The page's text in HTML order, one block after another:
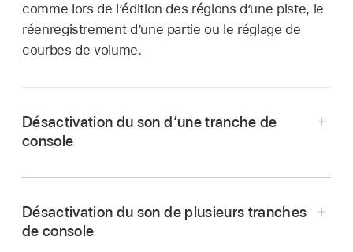
comme lors de l’édition des régions d’une piste, le
réenregistrement d’une partie ou le réglage de
courbes de volume.
Désactivation du son d’une tranche de
console
tranche de console, puis appuyez sur M).
Désactivation du son de plusieurs tranches
de console